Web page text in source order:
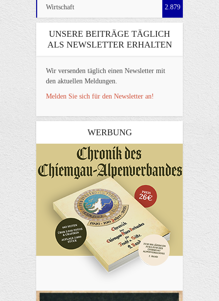
Wirtschaft 2.879
UNSERE BEITRÄGE TÄGLICH
ALS NEWSLETTER ERHALTEN
Wir versenden täglich einen Newsletter mit
den aktuellen Meldungen.
Melden Sie sich für den Newsletter an!
WERBUNG